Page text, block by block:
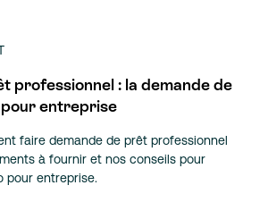
professionnel : la demande de
entreprise
faire demande de prêt professionnel
à fournir et nos conseils pour
pour entreprise.